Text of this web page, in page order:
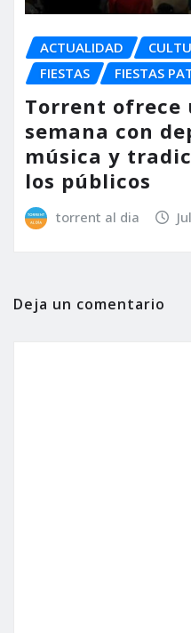
ACTUALIDAD
FIESTAS
FIESTAS
Torrent ofrece
semana con
música y
los públicos
torrent al dia
Deja un comentario